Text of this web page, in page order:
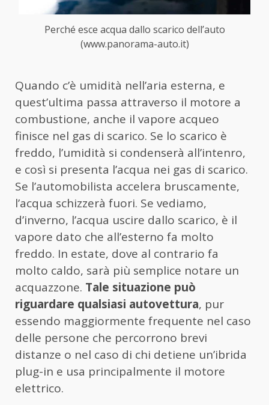
Perché esce acqua dallo scarico dell’auto
(www.panorama-auto.it)
Quando c’è umidità nell’aria esterna, e
quest’ultima passa attraverso il motore a
combustione, anche il vapore acqueo
finisce nel gas di scarico. Se lo scarico è
freddo, l’umidità si condenserà all’intenro,
e così si presenta l’acqua nei gas di scarico.
Se l’automobilista accelera bruscamente,
l’acqua schizzerà fuori. Se vediamo,
d’inverno, l’acqua uscire dallo scarico, è il
vapore dato che all’esterno fa molto
freddo. In estate, dove al contrario fa
molto caldo, sarà più semplice notare un
acquazzone. Tale situazione può
riguardare qualsiasi autovettura, pur
essendo maggiormente frequente nel caso
delle persone che percorrono brevi
distanze o nel caso di chi detiene un’ibrida
plug-in e usa principalmente il motore
elettrico.